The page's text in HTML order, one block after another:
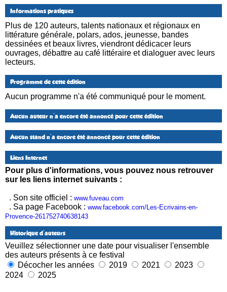
Informations pratiques
Plus de 120 auteurs, talents nationaux et régionaux en
littérature générale, polars, ados, jeunesse, bandes
dessinées et beaux livres, viendront dédicacer leurs
ouvrages, débattre au café littéraire et dialoguer avec leurs
lecteurs.
Programme de cette édition
Aucun programme n'a été communiqué pour le moment.
Aucun auteur n'a encore été annoncé pour cette édition
Aucun stand n'a encore été annoncé pour cette édition
Liens Internet
Pour plus d'informations, vous pouvez nous retrouver
sur les liens internet suivants :
. Son site officiel : www.fuveau.com
. Sa page Facebook : www.facebook.com/Les-Ecrivains-en-
Provence-261752740638143
Historique d'auteurs
Veuillez sélectionner une date pour visualiser l'ensemble
des auteurs présents à ce festival
Décocher les années
2019 2021
2023
2024
2025